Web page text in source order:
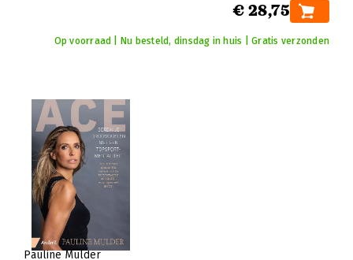
€ 28,75
Op voorraad | Nu besteld, dinsdag in huis | Gratis verzonden
Pauline Mulder